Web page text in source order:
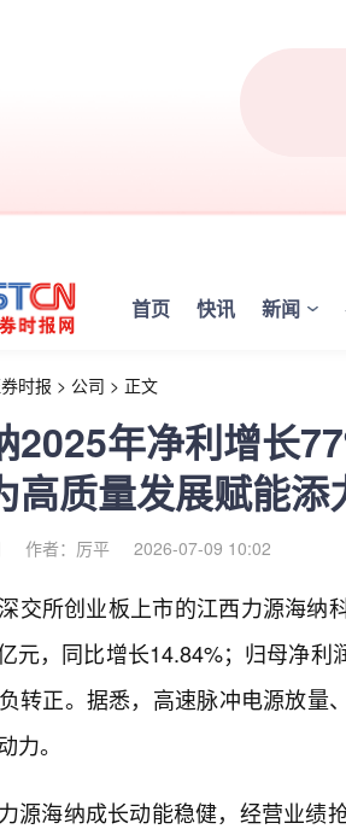
首页 快讯 新闻
时报 > 公司 > 正文
2025年净利增长
高质量发展赋能添
作者：厉平 2026-07-09 10:02
交所创业板上市的江西力源海纳
元，同比增长14.84%；归母净
转正。据悉，高速脉冲电源放量
力。
源海纳成长动能稳健，经营业绩